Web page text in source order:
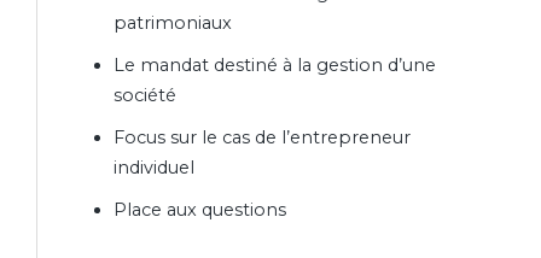
patrimoniaux
Le mandat destiné à la gestion d’une
société
Focus sur le cas de l’entrepreneur
individuel
Place aux questions